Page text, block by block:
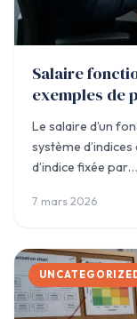
Salaire
exemples de
Le salaire d’un
système
d’indice fixée par…
7 mars 2026